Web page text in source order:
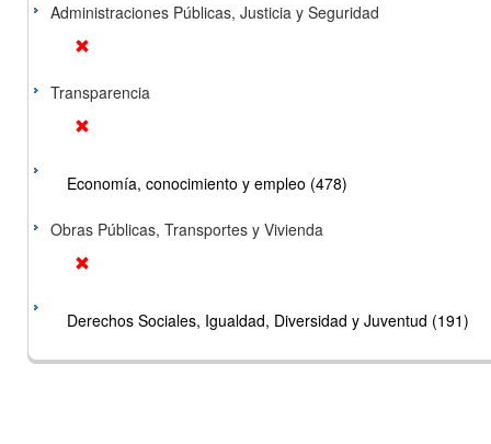
Administraciones Públicas, Justicia y Seguridad
Transparencia
Economía, conocimiento y empleo (478)
Obras Públicas, Transportes y Vivienda
Derechos Sociales, Igualdad, Diversidad y Juventud (191)